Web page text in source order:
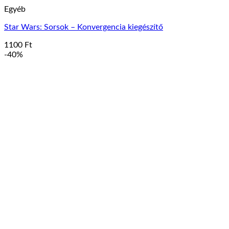
Egyéb
Star Wars: Sorsok – Konvergencia kiegészítő
1100 Ft
-40%